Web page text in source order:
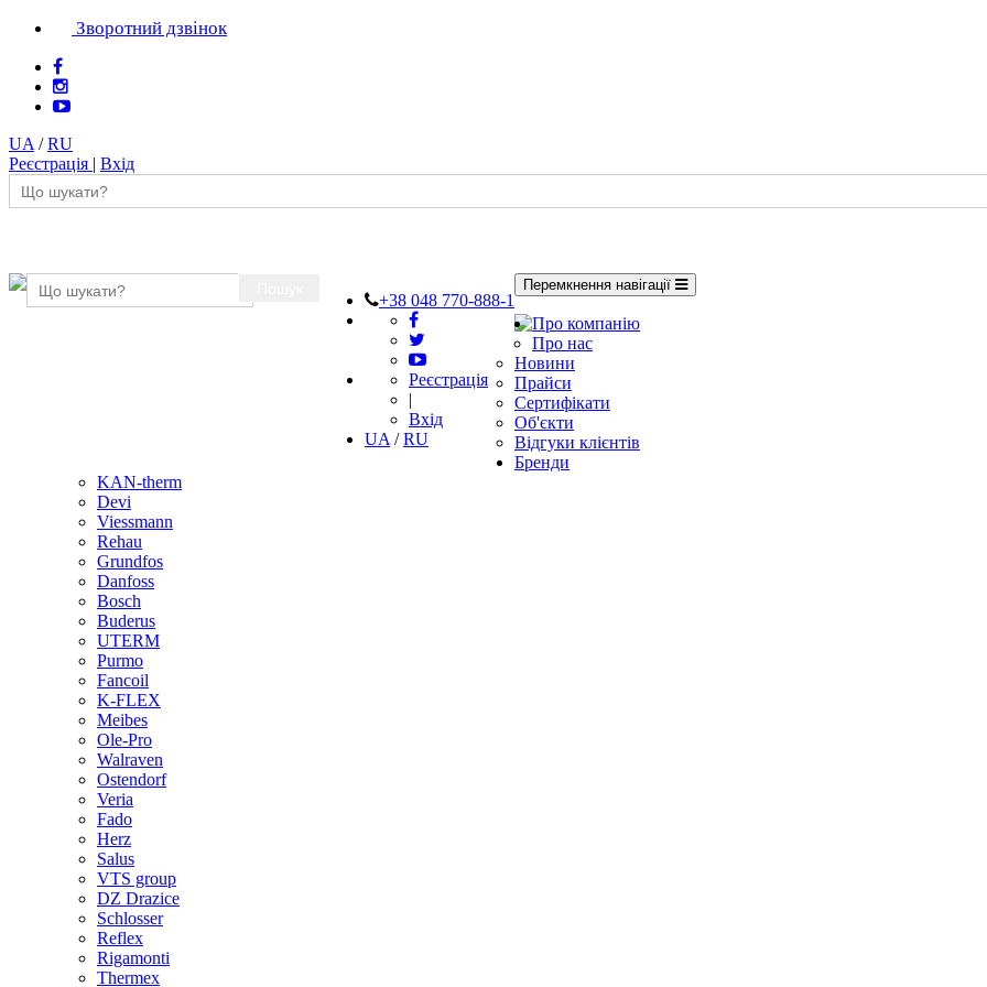
Зворотний дзвінок
UA /RU
Реєстрація | Вхід
+38 048 770-888-1
Реєстрація
|
Вхід
UA /RU
Перемкнення навігації
Про компанію
Про нас
Новини
Прайси
Сертифікати
Об'єкти
Відгуки клієнтів
Бренди
KAN-therm
Devi
Viessmann
Rehau
Grundfos
Danfoss
Bosch
Buderus
UTERM
Purmo
Fancoil
K-FLEX
Meibes
Ole-Pro
Walraven
Ostendorf
Veria
Fado
Herz
Salus
VTS group
DZ Drazice
Schlosser
Reflex
Rigamonti
Thermex